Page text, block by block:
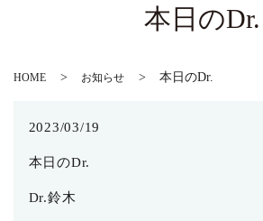
本日のDr.
HOME お知らせ 本日のDr.
2023/03/19
本日のDr.
Dr.鈴木